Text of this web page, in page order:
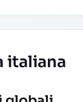
italiana